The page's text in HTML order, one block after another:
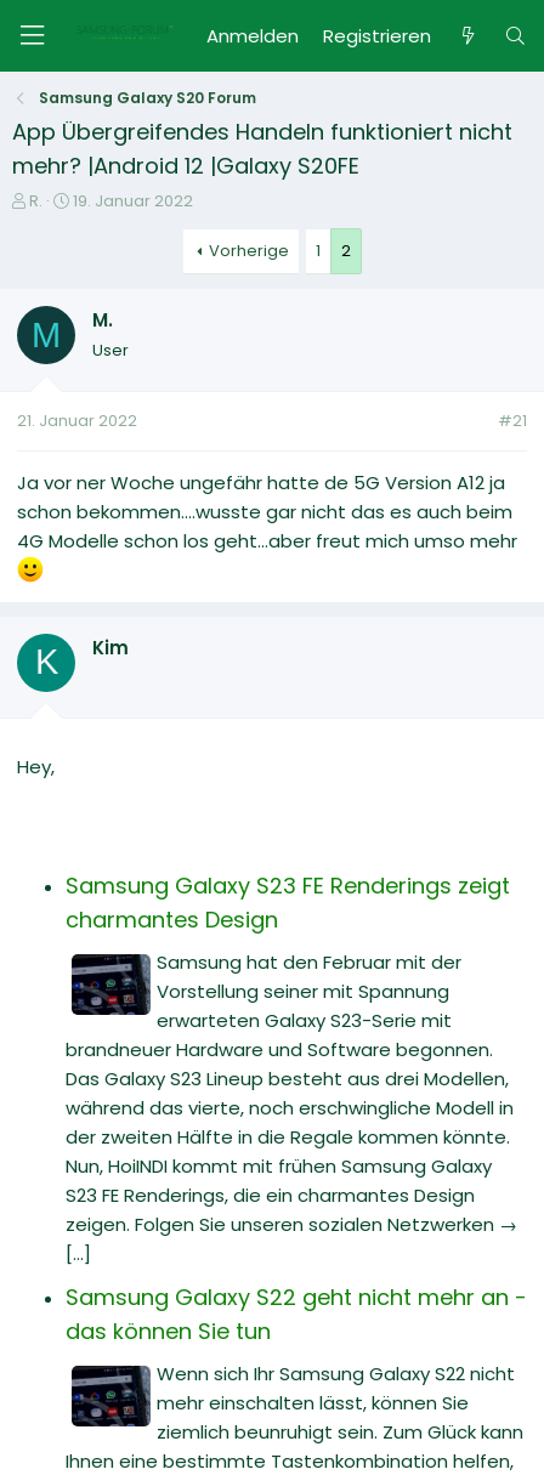
Anmelden Registrieren
Samsung Galaxy S20 Forum
App Übergreifendes Handeln funktioniert nicht
mehr? |Android 12 |Galaxy S20FE
E
e
R.
E
l
l
m
19. Januar 2022
Vorherige 1 2
M M.
User
21. Januar 2022 #21
Ja vor ner Woche ungefähr hatte de 5G Version A12 ja
schon bekommen....wusste gar nicht das es auch beim
4G Modelle schon los geht...aber freut mich umso mehr
K Kim
Hey,
Samsung Galaxy S23 FE Renderings zeigt
charmantes Design
Samsung hat den Februar mit der
Vorstellung seiner mit Spannung
erwarteten Galaxy S23-Serie mit
brandneuer Hardware und Software begonnen.
Das Galaxy S23 Lineup besteht aus drei Modellen,
während das vierte, noch erschwingliche Modell in
der zweiten Hälfte in die Regale kommen könnte.
Nun, HoiINDI kommt mit frühen Samsung Galaxy
S23 FE Renderings, die ein charmantes Design
zeigen. Folgen Sie unseren sozialen Netzwerken →
[...]
Samsung Galaxy S22 geht nicht mehr an -
das können Sie tun
Wenn sich Ihr Samsung Galaxy S22 nicht
mehr einschalten lässt, können Sie
ziemlich beunruhigt sein. Zum Glück kann
Ihnen eine bestimmte Tastenkombination helfen,